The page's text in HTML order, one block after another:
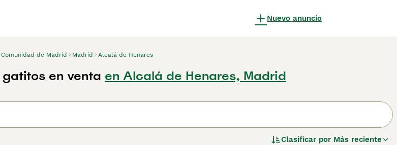
Nuevo anuncio
Comunidad de Madrid Madrid Alcalá de Henares
en venta en Alcalá de Henares, Madrid
Clasificar por Más reciente